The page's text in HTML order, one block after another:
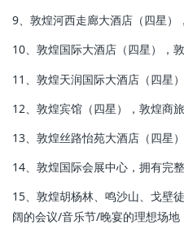
9、敦煌河西走廊大酒店（四星）
10、敦煌国际大酒店（四星），
11、敦煌天润国际大酒店（四星
12、敦煌宾馆（四星），敦煌商
13、敦煌丝路怡苑大酒店（四星
14、敦煌国际会展中心，拥有完
15、敦煌胡杨林、鸣沙山、戈壁
阔的会议/音乐节/晚宴的理想场地